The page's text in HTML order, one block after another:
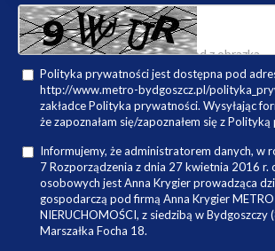
Polityka prywatności jest dostępna pod
http://www.metro-bydgoszcz.pl/
zakładce Polityka prywatności. Wysyłając
że zapoznałam się/zapoznałem się z
Informujemy, że administratorem danych, w
7 Rozporządzenia z dnia 27 kwietnia 2016 r.
osobowych jest Anna Krygier prowadząca
gospodarczą pod firmą Anna Krygier
NIERUCHOMOŚCI, z siedzibą w Bydgoszczy
Marszałka Focha 18.